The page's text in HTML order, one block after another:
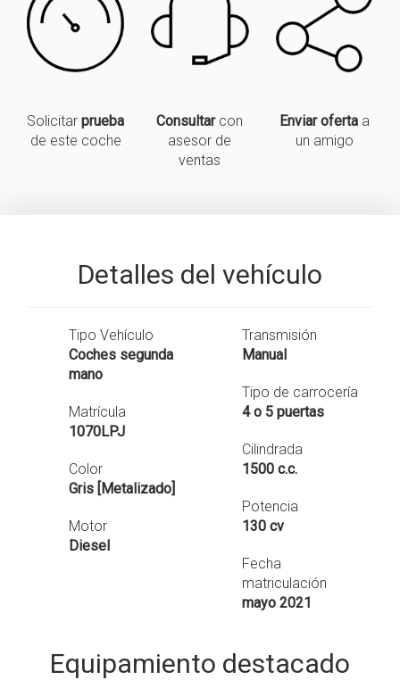
Solicitarprueba
de este coche
Consultarcon
asesor de
ventas
Enviar ofertaa
un amigo
Detalles del vehículo
Tipo Vehículo
Coches segunda
mano
Matrícula
1070LPJ
Color
Gris [Metalizado]
Motor
Diesel
Transmisión
Manual
Tipo de carrocería
4 o 5 puertas
Cilindrada
1500 c.c.
Potencia
130cv
Fecha
matriculación
mayo 2021
Equipamiento destacado